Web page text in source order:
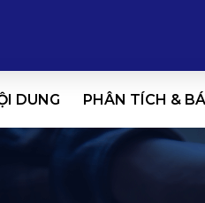
DUNG PHÂN TÍCH &